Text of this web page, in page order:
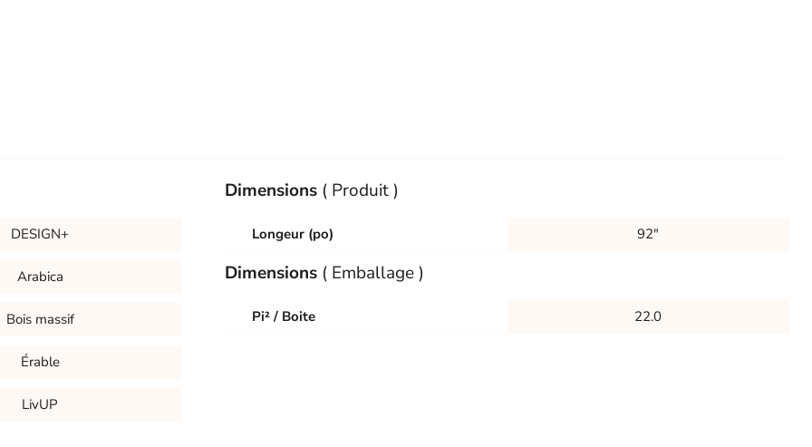
DESIGN+
Arabica
Bois massif
Érable
LivUP
Dimensions ( Produit )
Longeur (po) 92"
Dimensions ( Emballage )
Pi² / Boite 22.0